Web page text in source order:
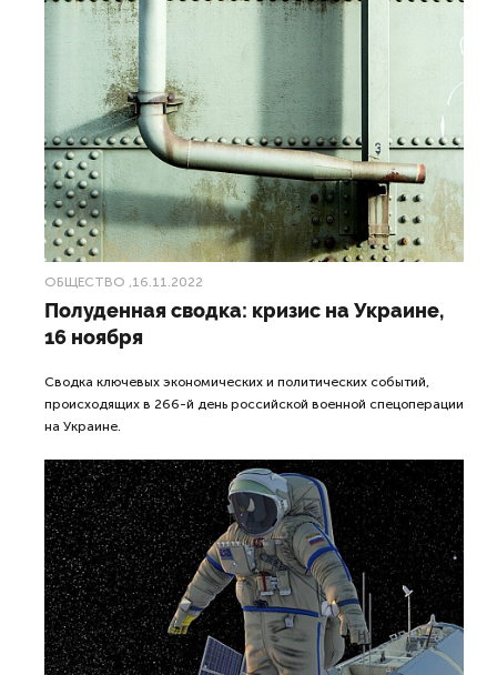
ОБЩЕСТВО ,16.11.2022
Полуденная сводка: кризис на Украине,
16 ноября
Сводка ключевых экономических и политических событий,
происходящих в 266-й день российской военной спецоперации
на Украине.